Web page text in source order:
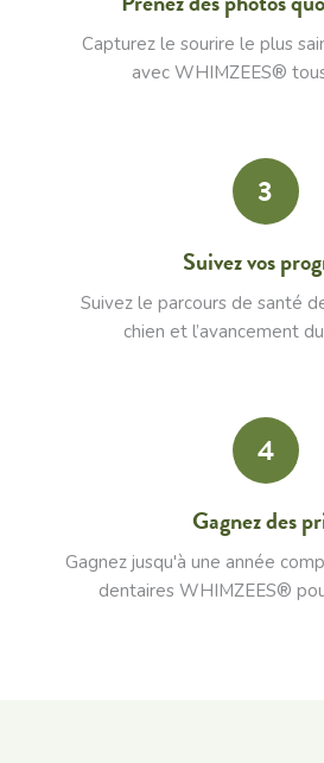
Capturez le sourire le plus
avec WHIMZEES®
3
Suivez vos
Suivez le parcours de santé
chien et l’avancement
4
Gagnez des
Gagnez jusqu'à une année
dentaires WHIMZEES®